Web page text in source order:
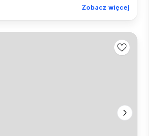
Zobacz więcej